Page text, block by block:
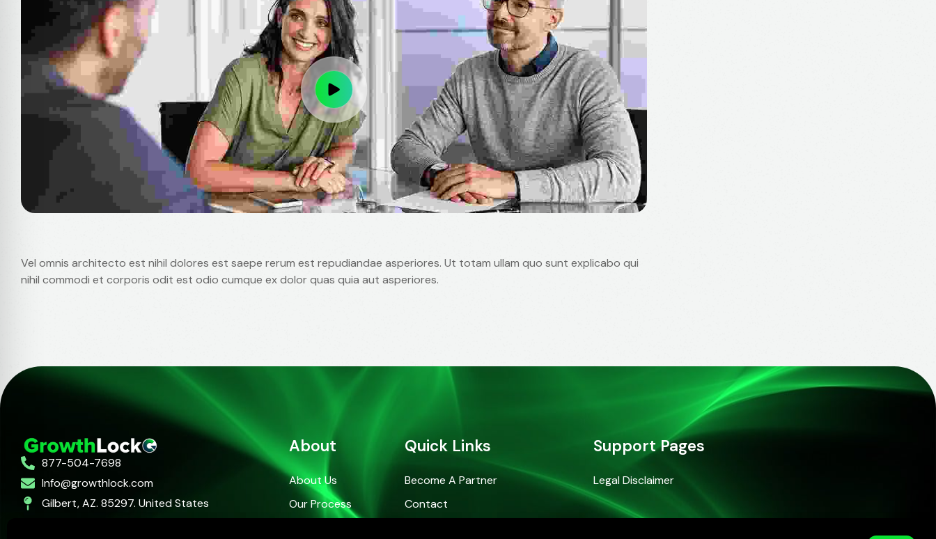
Vel omnis architecto est nihil dolores est saepe rerum est repudiandae asperiores. Ut totam ullam quo sunt explicabo qui
nihil commodi et corporis odit est odio cumque ex dolor quas quia aut asperiores.
877-504-7698
Info@growthlock.com
Gilbert, AZ. 85297. United States
About
About Us
Our Process
Quick Links
Become A Partner
Contact
Support Pages
Legal Disclaimer